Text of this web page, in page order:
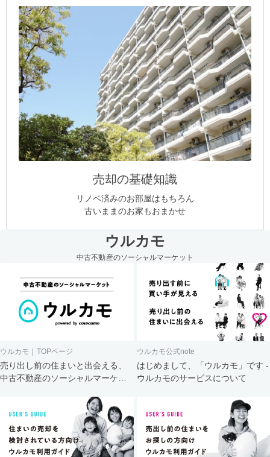
売却の基礎知識
リノベ済みのお部屋はもちろん
古いままのお家もおまかせ
ウルカモ
中古不動産のソーシャルマーケット
ウルカモ｜TOPページ
売り出し前の住まいと出会える、
中古不動産のソーシャルマーケッ
ウルカモ公式note
はじめまして、「ウルカモ」です -
ウルカモのサービスについて